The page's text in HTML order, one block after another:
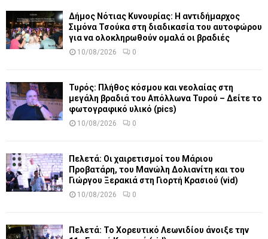
Δήμος Νότιας Κυνουρίας: Η αντιδήμαρχος
Σιμόνα Τσούκα στη διαδικασία του αυτοφώρου
για να ολοκληρωθούν ομαλά οι βραδιές
10/08/2026 0
Τυρός: Πλήθος κόσμου και νεολαίας στη
μεγάλη βραδιά του Απόλλωνα Τυρού – Δείτε το
φωτογραφικό υλικό (pics)
10/08/2026 0
Πελετά: Οι χαιρετισμοί του Μάριου
Προβατάρη, του Μανώλη Δολιανίτη και του
Γιώργου Ξερακιά στη Γιορτή Κρασιού (vid)
10/08/2026 0
Πελετά: Το Χορευτικό Λεωνιδίου άνοιξε την